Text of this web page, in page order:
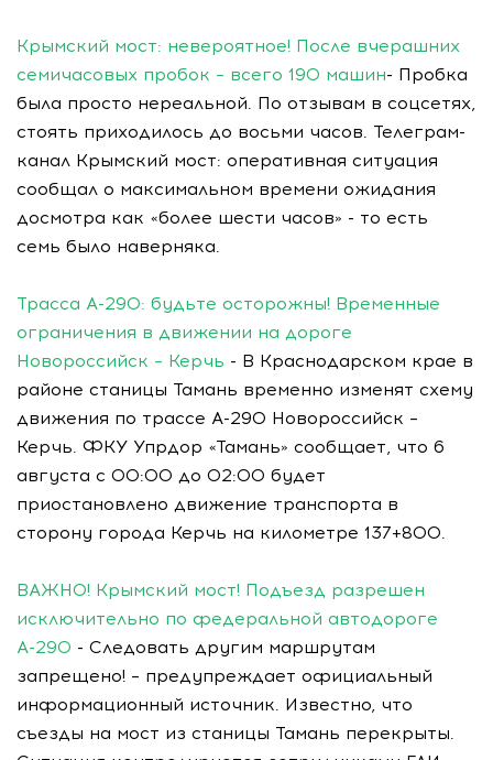
Крымский мост: невероятное! После вчерашних
семичасовых пробок – всего 190 машин- Пробка
была просто нереальной. По отзывам в соцсетях,
стоять приходилось до восьми часов. Телеграм-
канал Крымский мост: оперативная ситуация
сообщал о максимальном времени ожидания
досмотра как «более шести часов» - то есть
семь было наверняка.
Трасса А-290: будьте осторожны! Временные
ограничения в движении на дороге
Новороссийск – Керчь - В Краснодарском крае в
районе станицы Тамань временно изменят схему
движения по трассе А-290 Новороссийск –
Керчь. ФКУ Упрдор «Тамань» сообщает, что 6
августа с 00:00 до 02:00 будет
приостановлено движение транспорта в
сторону города Керчь на километре 137+800.
ВАЖНО! Крымский мост! Подъезд разрешен
исключительно по федеральной автодороге
А-290 - Следовать другим маршрутам
запрещено! – предупреждает официальный
информационный источник. Известно, что
съезды на мост из станицы Тамань перекрыты.